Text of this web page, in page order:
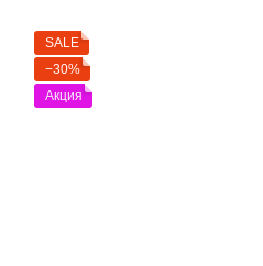
SALE
−30%
Акция